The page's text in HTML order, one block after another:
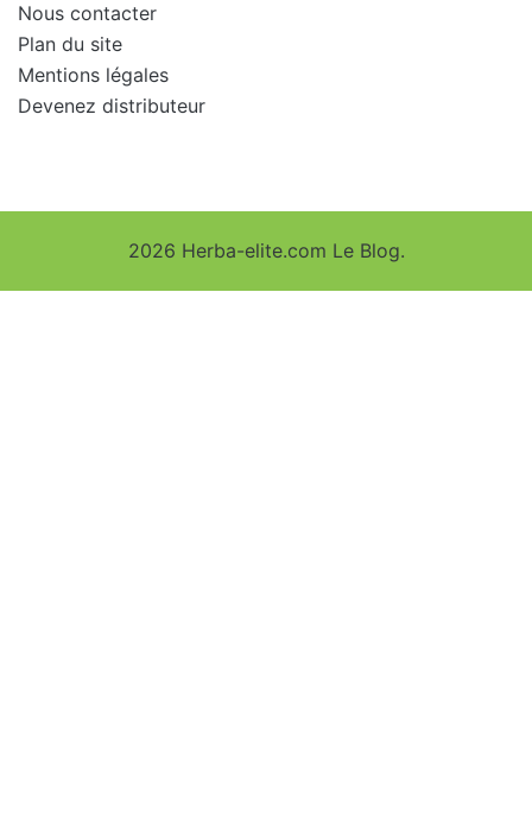
Nous contacter
Plan du site
Mentions légales
Devenez distributeur
2026 Herba-elite.com Le Blog.